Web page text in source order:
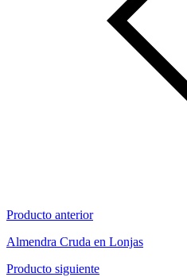
Producto anterior
Almendra Cruda en Lonjas
Producto siguiente